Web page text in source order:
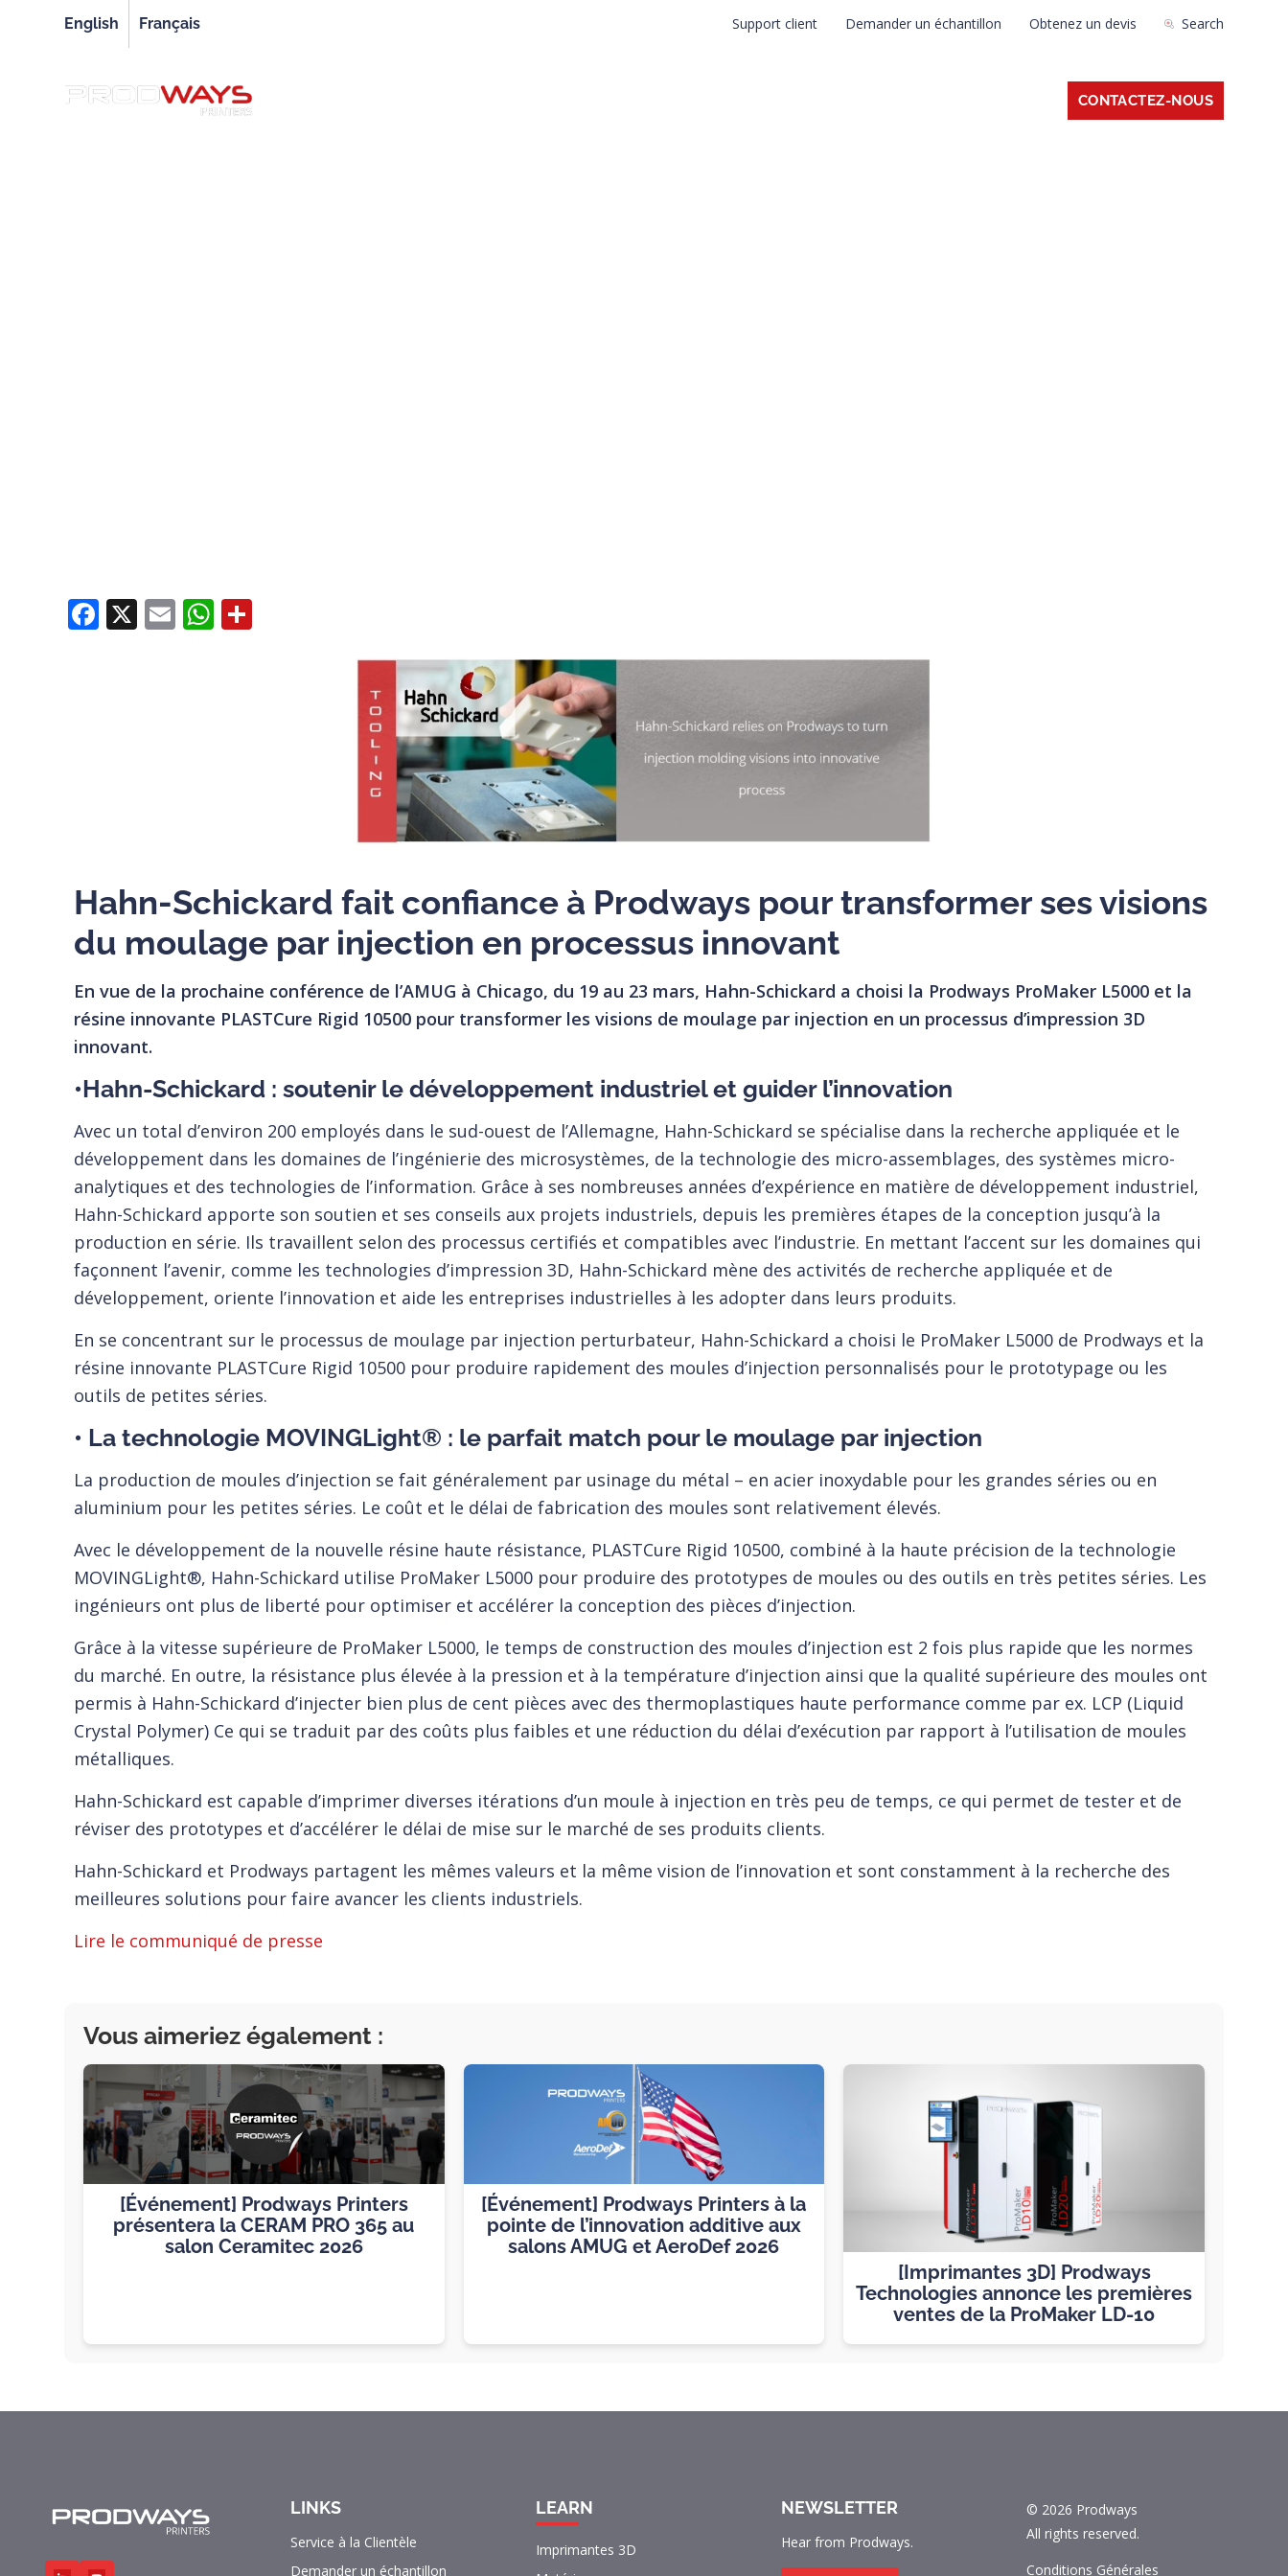
Support client Demander un échantillon Obtenez un devis Search
English Français
CONTACTEZ-NOUS
Facebook
X EmailWhatsApp
Hahn-Schickard fait confiance à Prodways pour transformer ses visions
du moulage par injection en processus innovant
En vue de la prochaine conférence de l’AMUG à Chicago, du 19 au 23 mars, Hahn-Schickard a choisi la Prodways ProMaker L5000 et la
résine innovante PLASTCure Rigid 10500 pour transformer les visions de moulage par injection en un processus d’impression 3D
innovant.
•Hahn-Schickard : soutenir le développement industriel et guider l’innovation
Avec un total d’environ 200 employés dans le sud-ouest de l’Allemagne, Hahn-Schickard se spécialise dans la recherche appliquée et le
développement dans les domaines de l’ingénierie des microsystèmes, de la technologie des micro-assemblages, des systèmes micro-
analytiques et des technologies de l’information. Grâce à ses nombreuses années d’expérience en matière de développement industriel,
Hahn-Schickard apporte son soutien et ses conseils aux projets industriels, depuis les premières étapes de la conception jusqu’à la
production en série. Ils travaillent selon des processus certifiés et compatibles avec l’industrie. En mettant l’accent sur les domaines qui
façonnent l’avenir, comme les technologies d’impression 3D, Hahn-Schickard mène des activités de recherche appliquée et de
développement, oriente l’innovation et aide les entreprises industrielles à les adopter dans leurs produits.
En se concentrant sur le processus de moulage par injection perturbateur, Hahn-Schickard a choisi le ProMaker L5000 de Prodways et la
résine innovante PLASTCure Rigid 10500 pour produire rapidement des moules d’injection personnalisés pour le prototypage ou les
outils de petites séries.
• La technologie MOVINGLight® : le parfait match pour le moulage par injection
La production de moules d’injection se fait généralement par usinage du métal – en acier inoxydable pour les grandes séries ou en
aluminium pour les petites séries. Le coût et le délai de fabrication des moules sont relativement élevés.
Avec le développement de la nouvelle résine haute résistance, PLASTCure Rigid 10500, combiné à la haute précision de la technologie
MOVINGLight®, Hahn-Schickard utilise ProMaker L5000 pour produire des prototypes de moules ou des outils en très petites séries. Les
ingénieurs ont plus de liberté pour optimiser et accélérer la conception des pièces d’injection.
Grâce à la vitesse supérieure de ProMaker L5000, le temps de construction des moules d’injection est 2 fois plus rapide que les normes
du marché. En outre, la résistance plus élevée à la pression et à la température d’injection ainsi que la qualité supérieure des moules ont
permis à Hahn-Schickard d’injecter bien plus de cent pièces avec des thermoplastiques haute performance comme par ex. LCP (Liquid
Crystal Polymer) Ce qui se traduit par des coûts plus faibles et une réduction du délai d’exécution par rapport à l’utilisation de moules
métalliques.
Hahn-Schickard est capable d’imprimer diverses itérations d’un moule à injection en très peu de temps, ce qui permet de tester et de
réviser des prototypes et d’accélérer le délai de mise sur le marché de ses produits clients.
Hahn-Schickard et Prodways partagent les mêmes valeurs et la même vision de l’innovation et sont constamment à la recherche des
meilleures solutions pour faire avancer les clients industriels.
Lire le communiqué de presse
Vous aimeriez également :
[Événement] Prodways Printers
présentera la CERAM PRO 365 au
salon Ceramitec 2026
[Événement] Prodways Printers à la
pointe de l’innovation additive aux
salons AMUG et AeroDef 2026
[Imprimantes 3D] Prodways
Technologies annonce les premières
ventes de la ProMaker LD-10
LINKS
Service à la Clientèle
Demander un échantillon
LEARN
Imprimantes 3D
NEWSLETTER
Hear from Prodways.
© 2026 Prodways
All rights reserved.
Conditions Générales